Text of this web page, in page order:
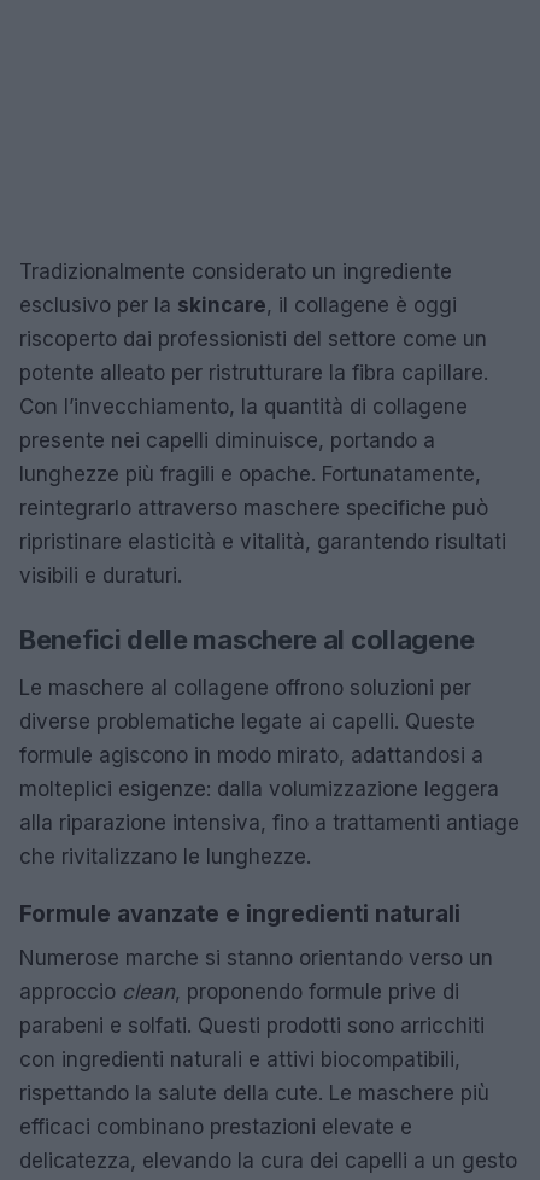
Tradizionalmente considerato un ingrediente
esclusivo per la skincare, il collagene è oggi
riscoperto dai professionisti del settore come un
potente alleato per ristrutturare la fibra capillare.
Con l’invecchiamento, la quantità di collagene
presente nei capelli diminuisce, portando a
lunghezze più fragili e opache. Fortunatamente,
reintegrarlo attraverso maschere specifiche può
ripristinare elasticità e vitalità, garantendo risultati
visibili e duraturi.
Benefici delle maschere al collagene
Le maschere al collagene offrono soluzioni per
diverse problematiche legate ai capelli. Queste
formule agiscono in modo mirato, adattandosi a
molteplici esigenze: dalla volumizzazione leggera
alla riparazione intensiva, fino a trattamenti antiage
che rivitalizzano le lunghezze.
Formule avanzate e ingredienti naturali
Numerose marche si stanno orientando verso un
approccio clean, proponendo formule prive di
parabeni e solfati. Questi prodotti sono arricchiti
con ingredienti naturali e attivi biocompatibili,
rispettando la salute della cute. Le maschere più
efficaci combinano prestazioni elevate e
delicatezza, elevando la cura dei capelli a un gesto